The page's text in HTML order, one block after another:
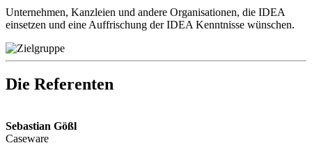
Unternehmen, Kanzleien und andere Organisationen, die IDEA
einsetzen und eine Auffrischung der IDEA Kenntnisse wünschen.
Die Referenten
Sebastian Gößl
Caseware